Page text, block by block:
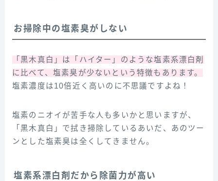
お掃除中の塩素臭がしない
「黒木真白」は「ハイター」のような塩素系漂白剤
に比べて、塩素臭が少ないという特徴もあります。
塩素濃度は10倍近く高いのに不思議ですよね！
塩素のニオイが苦手な人も多いかと思いますが、
「黒木真白」で拭き掃除しているあいだ、あのツー
ンとした塩素臭は全くしてきません。
塩素系漂白剤だから除菌力が高い